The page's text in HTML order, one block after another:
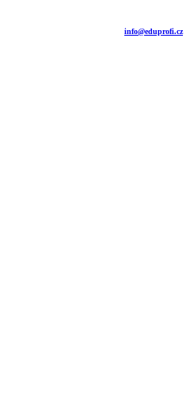
info@eduprofi.cz